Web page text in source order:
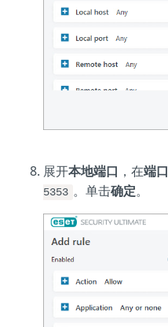
展开本地端口 ，在端口
5353 。单击确定。